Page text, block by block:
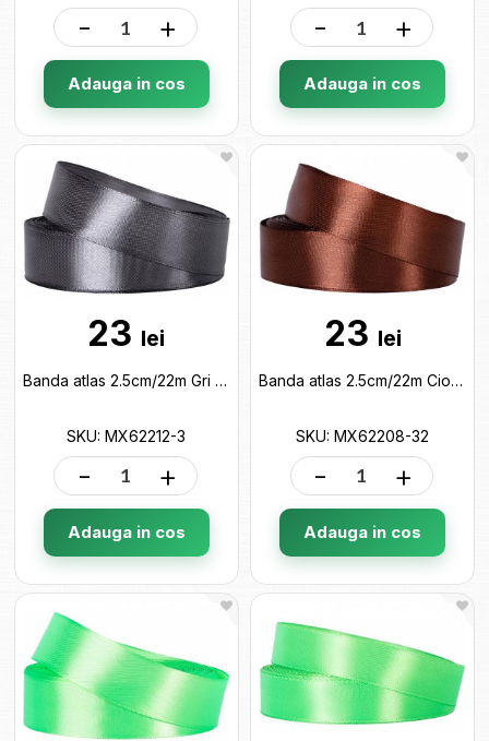
- +
Adauga in cos
- +
Adauga in cos
23 lei
Banda atlas 2.5cm/22m Gri MX62212-3
SKU: MX62212-3
- +
Adauga in cos
23 lei
Banda atlas 2.5cm/22m Ciocolata MX62208-32
SKU: MX62208-32
- +
Adauga in cos